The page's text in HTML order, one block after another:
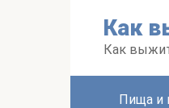
Как
Как
Пища и